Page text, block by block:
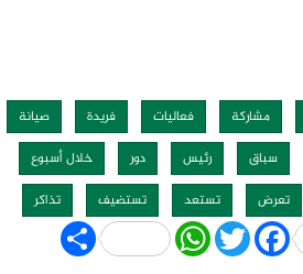
مشاركة فعاليات فريدة
صيانة
سباق رئيس دور
خلال أسبوع
تعرض تستعد تستضيف تذاكر
Share WhatsApp
Twitter